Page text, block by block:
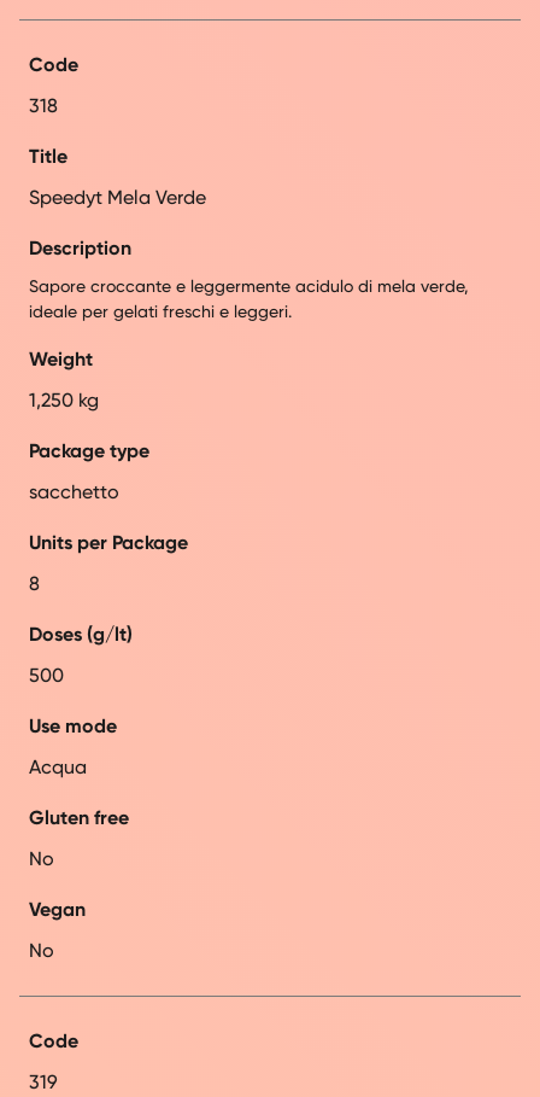
Code
318
Title
Speedyt Mela Verde
Description
Sapore croccante e leggermente acidulo di mela verde,
ideale per gelati freschi e leggeri.
Weight
1,250 kg
Package type
sacchetto
Units per Package
8
Doses (g/lt)
500
Use mode
Acqua
Gluten free
No
Vegan
No
Code
319